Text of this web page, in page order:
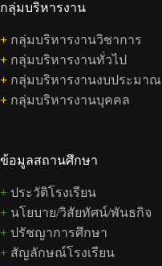
กลุ่มบริหารงาน
+ กลุ่มบริหารงานวิชาการ
+ กลุ่มบริหารงานทั่วไป
+ กลุ่มบริหารงานงบประมาณ
+ กลุ่มบริหารงานบุคคล
ข้อมูลสถานศึกษา
+ ประวัติโรงเรียน
+ นโยบาย/วิสัยทัศน์/พันธกิจ
+ ปรัชญาการศึกษา
+ สัญลักษณ์โรงเรียน